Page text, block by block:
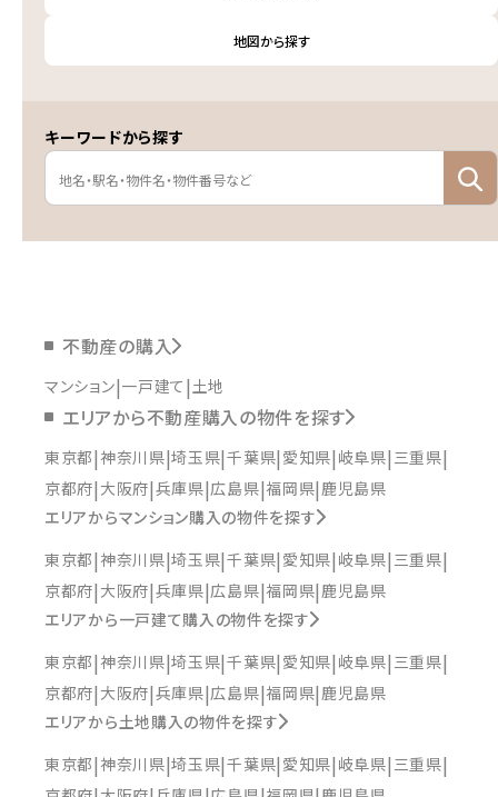
地図から探す
キーワードから探す
不動産の購入
マンション 一戸建て 土地
エリアから不動産購入の物件を探す
東京都 神奈川県 埼玉県 千葉県 愛知県 岐阜県 三重県
京都府 大阪府 兵庫県 広島県 福岡県 鹿児島県
エリアからマンション購入の物件を探す
東京都 神奈川県 埼玉県 千葉県 愛知県 岐阜県 三重県
京都府 大阪府 兵庫県 広島県 福岡県 鹿児島県
エリアから一戸建て購入の物件を探す
東京都 神奈川県 埼玉県 千葉県 愛知県 岐阜県 三重県
京都府 大阪府 兵庫県 広島県 福岡県 鹿児島県
エリアから土地購入の物件を探す
東京都 神奈川県 埼玉県 千葉県 愛知県 岐阜県 三重県